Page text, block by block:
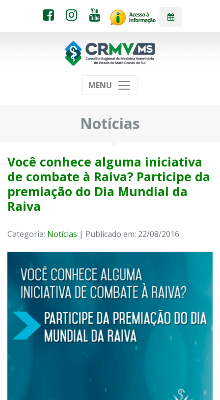
MENU
Notícias
Você conhece alguma iniciativa
de combate à Raiva? Participe da
premiação do Dia Mundial da
Raiva
Categoria: Notícias | Publicado em: 22/08/2016